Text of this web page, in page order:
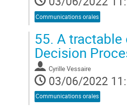
Communications orales
55. A tractable
Decision
Cyrille Vessaire
03/06/2022
Communications orales